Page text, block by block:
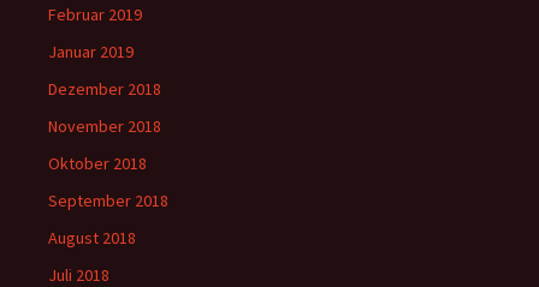
Februar 2019
Januar 2019
Dezember 2018
November 2018
Oktober 2018
September 2018
August 2018
Juli 2018